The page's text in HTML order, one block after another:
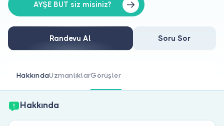
Doktorlar için
Doktor musunuz?
AYŞE BUT siz misiniz?
Randevu Al Soru Sor
HakkındaUzmanlıklarGörüşler
Hakkında